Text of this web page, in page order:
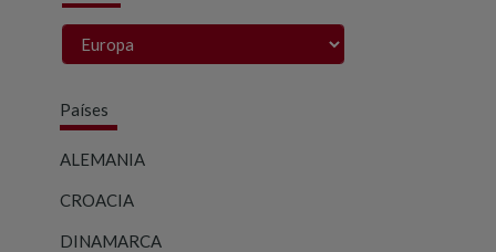
Países
ALEMANIA
CROACIA
DINAMARCA